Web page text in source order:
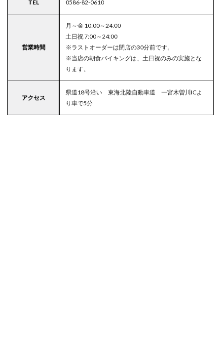
TEL 0586-82-0610
営業時間
月～金 10:00～24:00
土日祝 7:00～24:00
※ラストオーダーは閉店の30分前です。
※当店の朝食バイキングは、土日祝のみの実施とな
ります。
アクセス
県道18号沿い 東海北陸自動車道 一宮木曽川ICよ
り車で5分